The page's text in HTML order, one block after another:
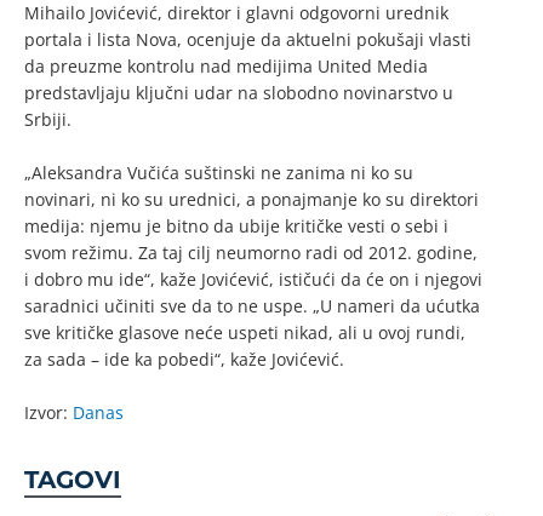
Mihailo Jovićević, direktor i glavni odgovorni urednik
portala i lista Nova, ocenjuje da aktuelni pokušaji vlasti
da preuzme kontrolu nad medijima United Media
predstavljaju ključni udar na slobodno novinarstvo u
Srbiji.
„Aleksandra Vučića suštinski ne zanima ni ko su
novinari, ni ko su urednici, a ponajmanje ko su direktori
medija: njemu je bitno da ubije kritičke vesti o sebi i
svom režimu. Za taj cilj neumorno radi od 2012. godine,
i dobro mu ide“, kaže Jovićević, ističući da će on i njegovi
saradnici učiniti sve da to ne uspe. „U nameri da ućutka
sve kritičke glasove neće uspeti nikad, ali u ovoj rundi,
za sada – ide ka pobedi“, kaže Jovićević.
Izvor: Danas
TAGOVI